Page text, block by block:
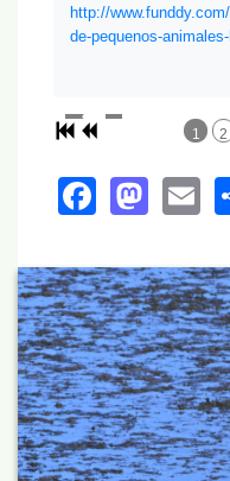
http://
de-pequenos-
1 2